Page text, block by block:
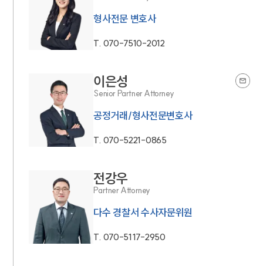
형사전문 변호사
T. 070-7510-2012
이은성
Senior Partner Attorney
공정거래/형사전문변호사
T. 070-5221-0865
전강우
Partner Attorney
다수 경찰서 수사자문위원
T. 070-5117-2950